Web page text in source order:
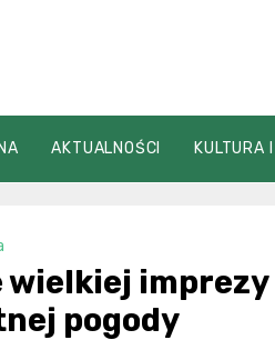
AKTUALNOŚCI KULTURA
wielkiej
pogody